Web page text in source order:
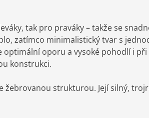
tak pro praváky – takže se
zatímco minimalistický tvar s
oporu a vysoké pohodlí i
konstrukci.
žebrovanou strukturou. Její silný,